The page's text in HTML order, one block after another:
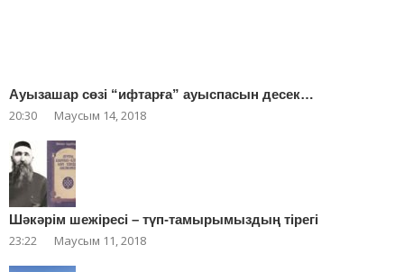
Ауызашар сөзі “ифтарға” ауыспасын десек…
20:30 Маусым 14, 2018
Шәкәрім шежіресі – түп-тамырымыздың тірегі
23:22 Маусым 11, 2018